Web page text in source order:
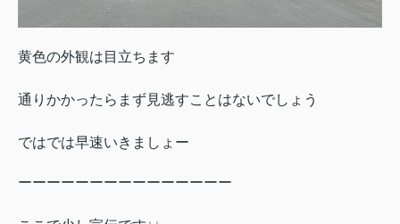
黄色の外観は目立ちます
通りかかったらまず見逃すことはないでしょう
ではでは早速いきましょー
ーーーーーーーーーーーーーーー